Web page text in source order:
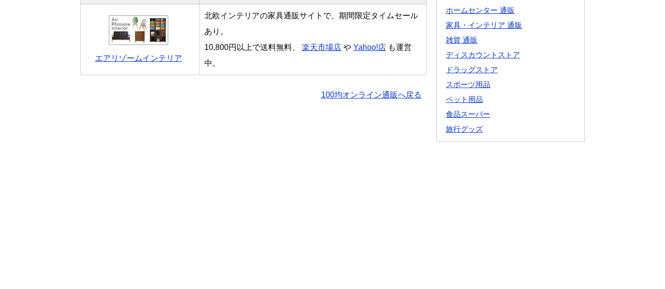
エアリゾームインテリア
北欧インテリアの家具通販サイトで、期間限定タイムセール
あり。
10,800円以上で送料無料、 楽天市場店 や Yahoo!店 も運営
中。
100均オンライン通販へ戻る
ホームセンター 通販
家具・インテリア 通販
雑貨 通販
ディスカウントストア
ドラッグストア
スポーツ用品
ペット用品
食品スーパー
旅行グッズ